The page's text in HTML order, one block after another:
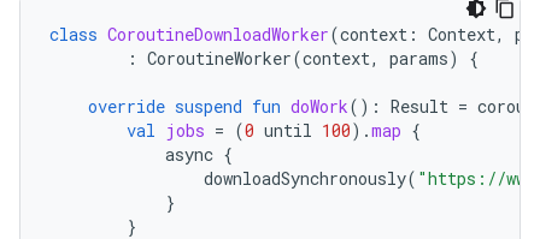
class CoroutineDownloadWorker(context : Context,
: CoroutineWorker(context, params) {
override suspend fun doWork(): Result =
val jobs = (0 until 100).map {
async {
downloadSynchronously( "https://
}
}